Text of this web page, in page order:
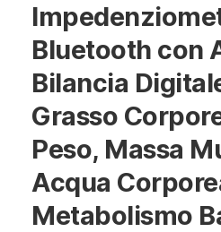
Bluetooth con
Bilancia
Grasso
Peso, Massa
Acqua
Metabolismo